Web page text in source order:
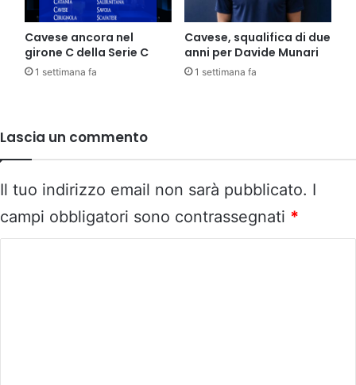
Cavese ancora nel
girone C della Serie C
1 settimana fa
Cavese, squalifica di due
anni per Davide Munari
1 settimana fa
Lascia un commento
Il tuo indirizzo email non sarà pubblicato. I
campi obbligatori sono contrassegnati *